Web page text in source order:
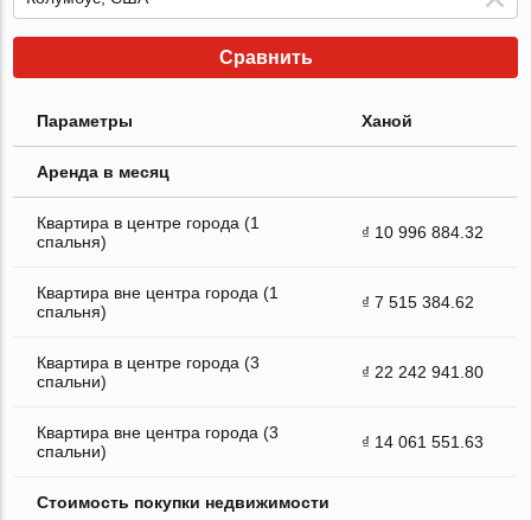
Сравнить
Параметры Ханой
Аренда в месяц
Квартира в центре города (1
спальня)
₫ 10 996 884.32
Квартира вне центра города (1
спальня)
₫ 7 515 384.62
Квартира в центре города (3
спальни)
₫ 22 242 941.80
Квартира вне центра города (3
спальни)
₫ 14 061 551.63
Стоимость покупки недвижимости